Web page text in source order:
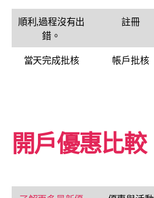
順利,過程沒有出
錯。
註冊
當天完成批核 帳戶批核
開戶優惠比較